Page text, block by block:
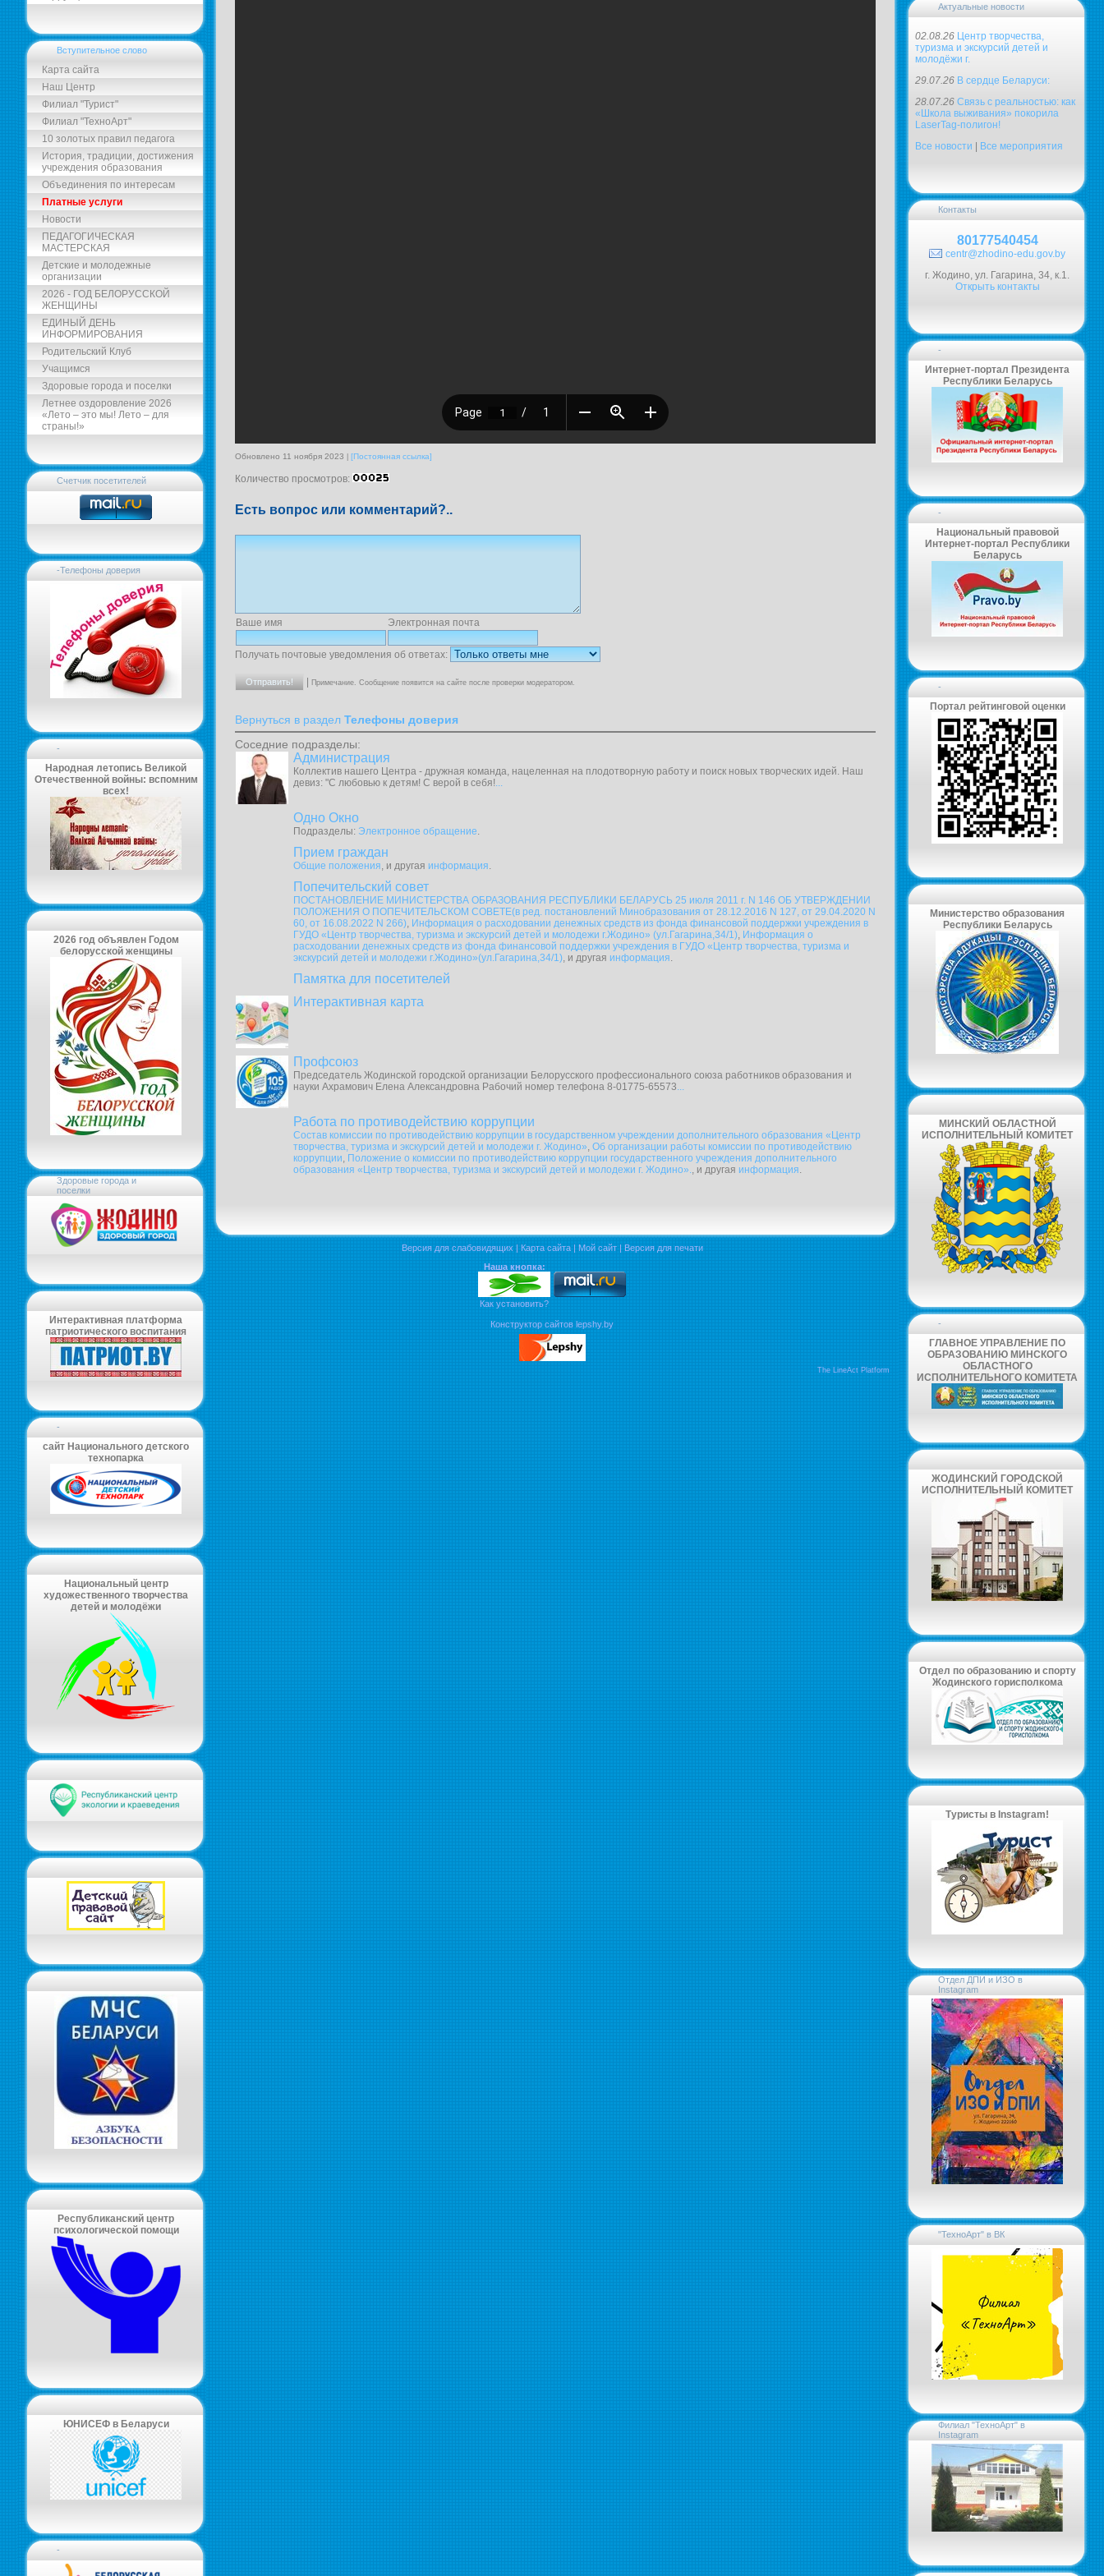
Вступительное слово
Карта сайта
Наш Центр
Филиал "Турист"
Филиал "ТехноАрт"
10 золотых правил педагога
История, традиции, достижения
учреждения образования
Объединения по интересам
Платные услуги
Новости
ПЕДАГОГИЧЕСКАЯ
МАСТЕРСКАЯ
Детские и молодежные
организации
2026 - ГОД БЕЛОРУССКОЙ
ЖЕНЩИНЫ
ЕДИНЫЙ ДЕНЬ
ИНФОРМИРОВАНИЯ
Родительский Клуб
Учащимся
Здоровые города и поселки
Летнее оздоровление 2026
«Лето – это мы! Лето – для
страны!»
Счетчик посетителей
-Телефоны доверия
-
Народная летопись Великой
Отечественной войны: вспомним
всех!
2026 год объявлен Годом
белорусской женщины
Здоровые города и
поселки
Интерактивная платформа
патриотического воспитания
-
сайт Национального детского
технопарка
Национальный центр
художественного творчества
детей и молодёжи
Республиканский центр
психологической помощи
ЮНИСЕФ в Беларуси
-
Обновлено 11 ноября 2023 [Постоянная ссылка]
Количество просмотров:
Есть вопрос или комментарий?..
Ваше имя Электронная почта
Получать почтовые уведомления об ответах:
| Примечание. Сообщение появится на сайте после проверки модератором.
Вернуться в раздел Телефоны доверия
Соседние подразделы:
Администрация
Коллектив нашего Центра - дружная команда, нацеленная на плодотворную работу и поиск новых творческих идей. Наш
девиз: "С любовью к детям! С верой в себя!
Одно Окно
Подразделы: Электронное обращение
Прием граждан
Общие положения , и другая информация
Попечительский совет
ПОСТАНОВЛЕНИЕ МИНИСТЕРСТВА ОБРАЗОВАНИЯ РЕСПУБЛИКИ БЕЛАРУСЬ 25 июля 2011 г. N 146 ОБ УТВЕРЖДЕНИИ
ПОЛОЖЕНИЯ О ПОПЕЧИТЕЛЬСКОМ СОВЕТЕ(в ред. постановлений Минобразования от 28.12.2016 N 127, от 29.04.2020 N
60, от 16.08.2022 N 266) Информация о расходовании денежных средств из фонда финансовой поддержки учреждения в
ГУДО «Центр творчества, туризма и экскурсий детей и молодежи г.Жодино» (ул.Гагарина,34/1) Информация о
расходовании денежных средств из фонда финансовой поддержки учреждения в ГУДО «Центр творчества, туризма и
экскурсий детей и молодежи г.Жодино»(ул.Гагарина,34/1) , и другая информация
Памятка для посетителей
Интерактивная карта
Профсоюз
Председатель Жодинской городской организации Белорусского профессионального союза работников образования и
науки Ахрамович Елена Александровна Рабочий номер телефона 8-01775-65573
Работа по противодействию коррупции
Состав комиссии по противодействию коррупции в государственном учреждении дополнительного образования «Центр
творчества, туризма и экскурсий детей и молодежи г. Жодино» Об организации работы комиссии по противодействию
коррупции Положение о комиссии по противодействию коррупции государственного учреждения дополнительного
образования «Центр творчества, туризма и экскурсий детей и молодежи г. Жодино».
, и другая информация
Версия для слабовидящих | Карта сайта | Мой сайт | Версия для печати
Наша кнопка:
Как установить?
Конструктор сайтов lepshy.by
The LineAct Platform
Актуальные новости
02.08.26 Центр творчества,
туризма и экскурсий детей и
молодёжи г.
29.07.26 В сердце Беларуси:
28.07.26 Связь с реальностью: как
«Школа выживания» покорила
LaserTag-полигон!
Все новости
Все мероприятия
Контакты
80177540454
centr@zhodino-edu.gov.by
г. Жодино, ул. Гагарина, 34, к.1.
Открыть контакты
-
Интернет-портал Президента
Республики Беларусь
-
Национальный правовой
Интернет-портал Республики
Беларусь
-
Портал рейтинговой оценки
Министерство образования
Республики Беларусь
МИНСКИЙ ОБЛАСТНОЙ
ИСПОЛНИТЕЛЬНЫЙ КОМИТЕТ
-
ГЛАВНОЕ УПРАВЛЕНИЕ ПО
ОБРАЗОВАНИЮ МИНСКОГО
ОБЛАСТНОГО
ИСПОЛНИТЕЛЬНОГО КОМИТЕТА
ЖОДИНСКИЙ ГОРОДСКОЙ
ИСПОЛНИТЕЛЬНЫЙ КОМИТЕТ
Отдел по образованию и спорту
Жодинского горисполкома
Туристы в Instagram!
Отдел ДПИ и ИЗО в
Instagram
"ТехноАрт" в ВК
Филиал "ТехноАрт" в
Instagram